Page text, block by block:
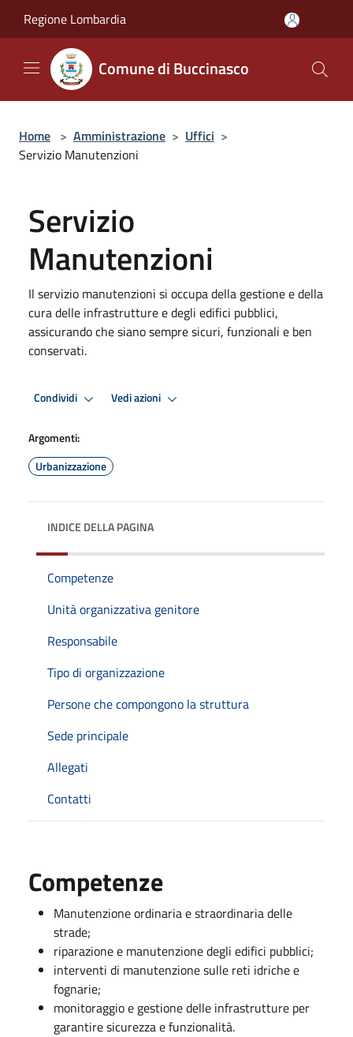
Regione Lombardia
Comune di Buccinasco
Home > Amministrazione > Uffici >
Servizio Manutenzioni
Servizio
Manutenzioni
Il servizio manutenzioni si occupa della gestione e della
cura delle infrastrutture e degli edifici pubblici,
assicurando che siano sempre sicuri, funzionali e ben
conservati.
Condividi Vedi azioni
Argomenti:
Urbanizzazione
INDICE DELLA PAGINA
Competenze
Unità organizzativa genitore
Responsabile
Tipo di organizzazione
Persone che compongono la struttura
Sede principale
Allegati
Contatti
Competenze
Manutenzione ordinaria e straordinaria delle
strade;
riparazione e manutenzione degli edifici pubblici;
interventi di manutenzione sulle reti idriche e
fognarie;
monitoraggio e gestione delle infrastrutture per
garantire sicurezza e funzionalità.